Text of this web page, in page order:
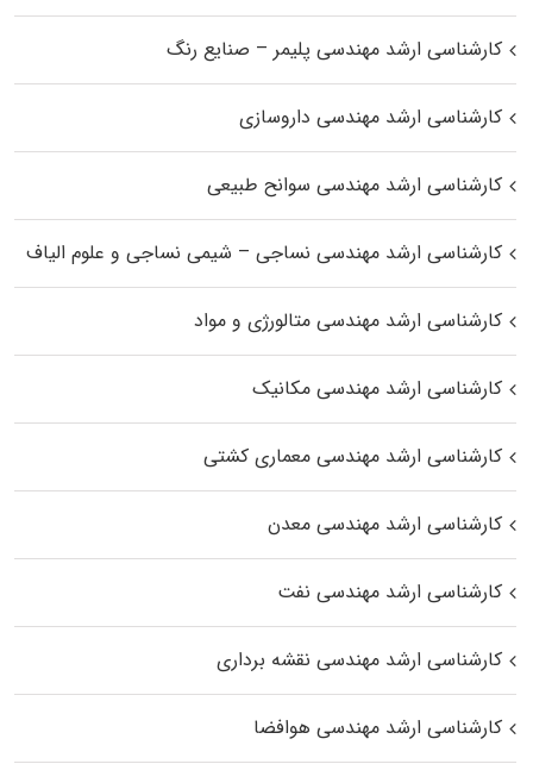
کارشناسی ارشد مهندسی پلیمر – صنایع رنگ
کارشناسی ارشد مهندسی داروسازی
کارشناسی ارشد مهندسی سوانح طبیعی
کارشناسی ارشد مهندسی نساجی – شیمی نساجی و علوم الیاف
کارشناسی ارشد مهندسی متالورژی و مواد
کارشناسی ارشد مهندسی مکانیک
کارشناسی ارشد مهندسی معماری کشتی
کارشناسی ارشد مهندسی معدن
کارشناسی ارشد مهندسی نفت
کارشناسی ارشد مهندسی نقشه برداری
کارشناسی ارشد مهندسی هوافضا